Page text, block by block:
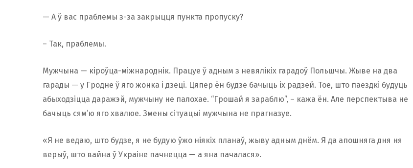
— А ў вас праблемы з-за закрыцця пункта пропуску?
– Так, праблемы.
Мужчына — кіроўца-міжнароднік. Працуе ў адным з невялікіх гарадоў Польшчы. Жыве на два
гарады — у Гродне ў яго жонка і дзеці. Цяпер ён будзе бачыць іх радзей. Тое, што паездкі будуць
абыходзіцца даражэй, мужчыну не палохае. “Грошай я зараблю”, – кажа ён. Але перспектыва не
бачыць сям’ю яго хвалюе. Змены сітуацыі мужчына не прагназуе.
«Я не ведаю, што будзе, я не будую ўжо ніякіх планаў, жыву адным днём. Я да апошняга дня ня
верыў, што вайна ў Украіне пачнецца — а яна пачалася».